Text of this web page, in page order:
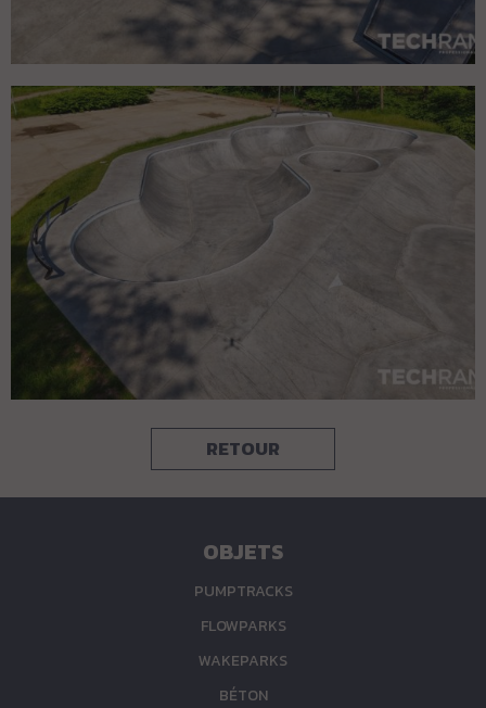
RETOUR
OBJETS
PUMPTRACKS
FLOWPARKS
WAKEPARKS
BÉTON